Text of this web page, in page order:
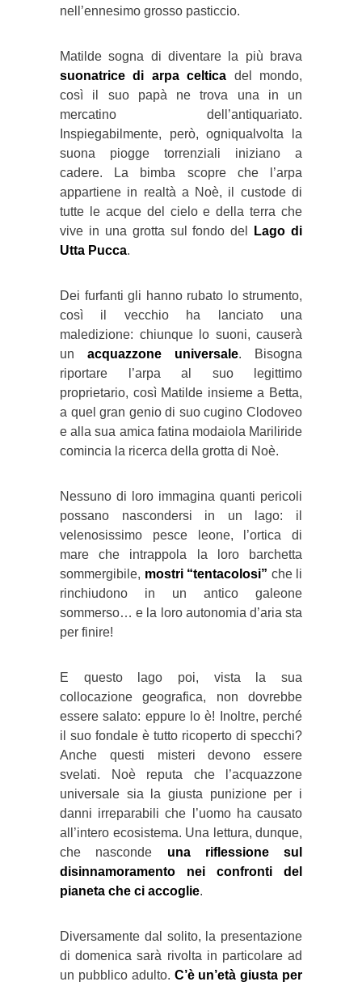
nell’ennesimo grosso pasticcio.
Matilde sogna di diventare la più brava
suonatrice di arpa celtica del mondo,
così il suo papà ne trova una in un
mercatino dell’antiquariato.
Inspiegabilmente, però, ogniqualvolta la
suona piogge torrenziali iniziano a
cadere. La bimba scopre che l’arpa
appartiene in realtà a Noè, il custode di
tutte le acque del cielo e della terra che
vive in una grotta sul fondo del
Lago di
Utta Pucca.
Dei furfanti gli hanno rubato lo strumento,
così il vecchio ha lanciato una
maledizione: chiunque lo suoni, causerà
un acquazzone universale. Bisogna
riportare l’arpa al suo legittimo
proprietario, così Matilde insieme a Betta,
a quel gran genio di suo cugino Clodoveo
e alla sua amica fatina modaiola Mariliride
comincia la ricerca della grotta di Noè.
Nessuno di loro immagina quanti pericoli
possano nascondersi in un lago: il
velenosissimo pesce leone, l’ortica di
mare che intrappola la loro barchetta
sommergibile, mostri “tentacolosi” che li
rinchiudono in un antico galeone
sommerso… e la loro autonomia d’aria sta
per finire!
E questo lago poi, vista la sua
collocazione geografica, non dovrebbe
essere salato: eppure lo è! Inoltre, perché
il suo fondale è tutto ricoperto di specchi?
Anche questi misteri devono essere
svelati. Noè reputa che l’acquazzone
universale sia la giusta punizione per i
danni irreparabili che l’uomo ha causato
all’intero ecosistema. Una lettura, dunque,
che nasconde una riflessione sul
disinnamoramento nei confronti del
pianeta che ci accoglie.
Diversamente dal solito, la presentazione
di domenica sarà rivolta in particolare ad
un pubblico adulto. C’è un’età giusta per